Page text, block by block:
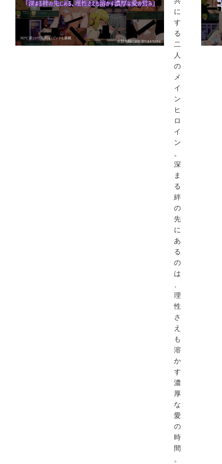
に
す
る
二
人
の
メ
イ
ン
ヒ
ロ
イ
ン
。
深
ま
る
絆
の
先
に
あ
る
の
は
理
性
さ
え
も
溶
か
す
濃
厚
な
愛
の
時
間
。